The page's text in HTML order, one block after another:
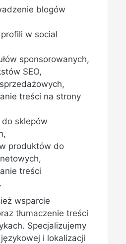
blogów
w social
sponsorowanych,
SEO,
treści na strony
sklepów
produktów do
treści
wsparcie
tłumaczenie treści
Specjalizujemy
i lokalizacji